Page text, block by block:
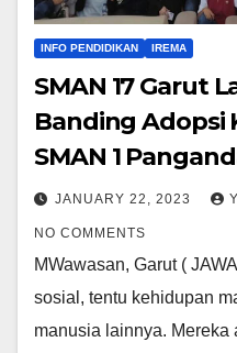
INFO PENDIDIKAN IREMA
SMAN 17 Garut
Banding Adopsi
SMAN 1
JANUARY 22, 2023
NO COMMENTS
MWawasan, Garut (
sosial, tentu kehidupan
manusia lainnya. Mereka